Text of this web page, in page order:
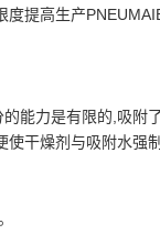
提高生产
能力是有限的,吸附
干燥剂与吸附水强